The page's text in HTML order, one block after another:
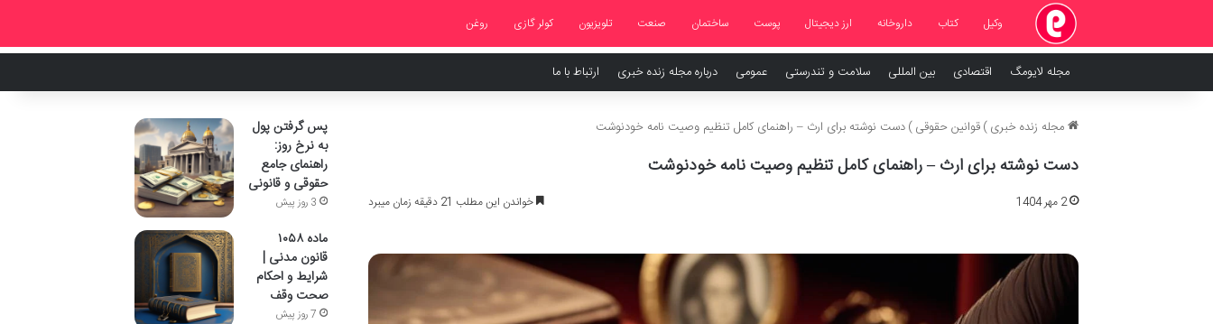
وکیل کتاب داروخانه ارز دیجیتال پوست ساختمان صنعت تلویزیون کولر گازی روغن
مجله لایومگ اقتصادی بین المللی سلامت و تندرستی عمومی درباره مجله زنده خبری ارتباط با ما
مجله زنده خبری ) قوانین حقوقی ) دست نوشته برای ارث – راهنمای کامل تنظیم وصیت نامه خودنوشت
دست نوشته برای ارث – راهنمای کامل تنظیم وصیت نامه خودنوشت
2 مهر 1404 خواندن این مطلب 21 دقیقه زمان میبرد
پس گرفتن پول
به نرخ روز:
راهنمای جامع
حقوقی و قانونی
3 روز پیش
ماده ۱۰۵۸
قانون مدنی |
شرایط و احکام
صحت وقف
7 روز پیش